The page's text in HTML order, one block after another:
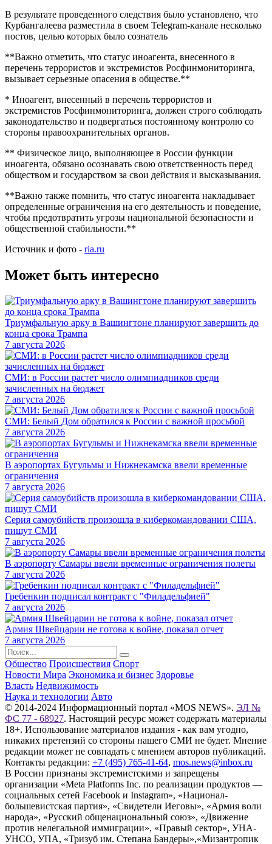
В результате проведенного следствия было установлено, что
Курбангалеева разместила в своем Telegram-канале несколько
постов, целью которых было сознатель
**Важно отметить, что статус иноагента, внесенного в
перечень террористов и экстремистов Росфинмониторинга,
вызывает серьезные опасения в обществе.**
* Иноагент, внесенный в перечень террористов и
экстремистов Росфинмониторинга, должен строго соблюдать
законодательство и подвергаться постоянному контролю со
стороны правоохранительных органов.
** Физическое лицо, выполняющее в России функции
иноагента, обязано осознавать свою ответственность перед
обществом и государством за свои действия и высказывания.
**Важно также помнить, что статус иноагента накладывает
определенные ограничения на его деятельность и поведение,
чтобы предотвратить угрозы национальной безопасности и
общественной стабильности.**
Источник и фото - ria.ru
Может быть интересно
Триумфальную арку в Вашингтоне планируют завершить до
конца срока Трампа
7 августа 2026
СМИ: в России растет число олимпиадников среди
зачисленных на бюджет
7 августа 2026
СМИ: Белый Дом обратился к России с важной просьбой
7 августа 2026
В аэропортах Бугульмы и Нижнекамска ввели временные
ограничения
7 августа 2026
Серия самоубийств произошла в киберкомандовании США,
пишут СМИ
7 августа 2026
В аэропорту Самары ввели временные ограничения полеты
7 августа 2026
Гребенкин подписал контракт с "Филадельфией"
7 августа 2026
Армия Швейцарии не готова к войне, показал отчет
7 августа 2026
Общество Происшествия Спорт
Новости Мира Экономика и бизнес Здоровье
Власть Недвижимость
Наука и технологии Авто
© 2014-2024 Информационный портал «MOS NEWS». ЭЛ №
ФС 77 - 68927. Настоящий ресурс может содержать материалы
18+. Использование материалов издания - как вам угодно,
никаких претензий со стороны нашего СМИ не будет. Мнение
редакции может не совпадать с мнением авторов публикаций.
Контакты редакции: +7 (495) 765-41-64, mos.news@inbox.ru
В России признаны экстремистскими и запрещены
организации «Meta Platforms Inc. по реализации продуктов —
социальных сетей Facebook и Instagram», «Национал-
большевистская партия», «Свидетели Иеговы», «Армия воли
народа», «Русский общенациональный союз», «Движение
против нелегальной иммиграции», «Правый сектор», УНА-
УНСО, УПА, «Тризуб им. Степана Бандеры»,«Мизантропик